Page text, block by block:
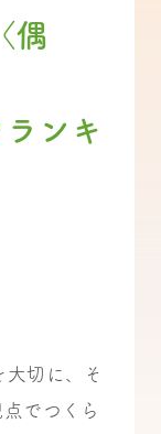
偶
ンキ
大切に、そ
でつくら